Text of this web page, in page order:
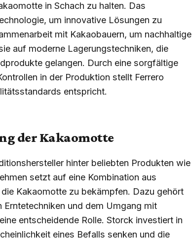
in Schach zu halten. Das
um innovative Lösungen zu
mit Kakaobauern, um nachhaltige
auf moderne Lagerungstechniken, die
gelangen. Durch eine sorgfältige
in der Produktion stellt Ferrero
entspricht.
der Kakaomotte
hinter beliebten Produkten wie
setzt auf eine Kombination aus
Kakaomotte zu bekämpfen. Dazu gehört
Erntetechniken und dem Umgang mit
entscheidende Rolle. Storck investiert in
eines Befalls senken und die